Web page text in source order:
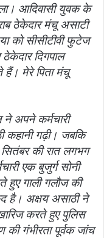
आदिवासी युवक के
ठेकेदार मंचू असाटी
को सीसीटीवी फुटेज
दिगपाल
हैं। मेरे पिता मंचू
ने अपने कर्मचारी
कहानी गढ़ी। जबकि
की रात लगभग
एक बुजुर्ग सोनी
हुए गाली गलौज की
है। अक्षय असाठी ने
करते हुए पुलिस
गंभीरता पूर्वक जांच